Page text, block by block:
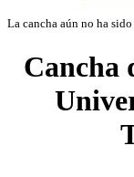
La cancha aún no ha
Cancha